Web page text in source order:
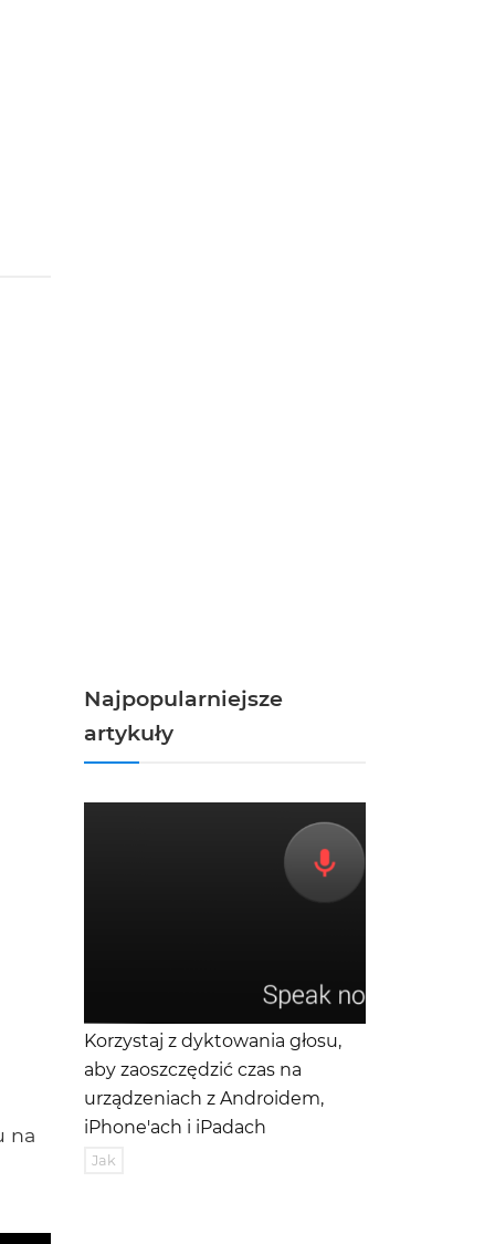
na
Najpopularniejsze
artykuły
Korzystaj z dyktowania głosu,
aby zaoszczędzić czas na
urządzeniach z Androidem,
iPhone'ach i iPadach
Jak